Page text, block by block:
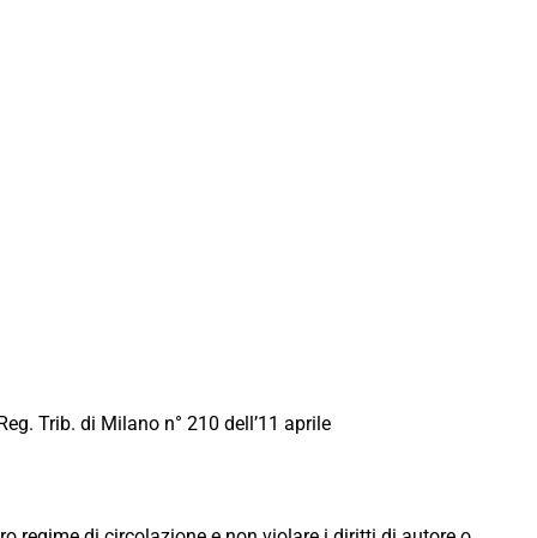
Trib. di Milano n° 210 dell’11 aprile